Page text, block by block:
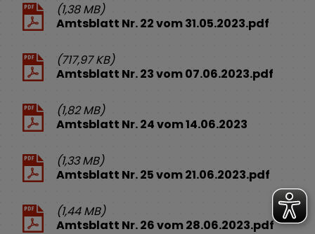
(1,38 MB)
Amtsblatt Nr. 22 vom 31.05.2023.pdf
(717,97 KB)
Amtsblatt Nr. 23 vom 07.06.2023.pdf
(1,82 MB)
Amtsblatt Nr. 24 vom 14.06.2023
(1,33 MB)
Amtsblatt Nr. 25 vom 21.06.2023.pdf
(1,44 MB)
Amtsblatt Nr. 26 vom 28.06.2023.pdf